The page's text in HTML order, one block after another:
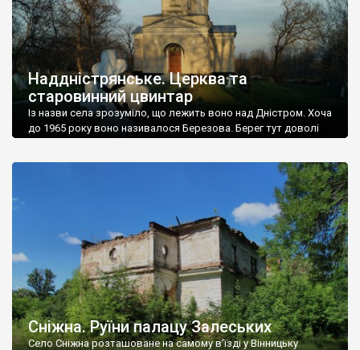
Наддністрянське. Церква та
старовинний цвинтар
Із назви села зрозуміло, що лежить воно над Дністром. Хоча
до 1965 року воно називалося Березова. Берег тут доволі
Наддністрянське відрізняється від більшості навколишніх
сіл. У селі є мурована Михайлівська церква. Точної дати […]
Сніжна. Руїни палацу Залеських
Село Сніжна розташоване на самому в’їзді у Вінницьку